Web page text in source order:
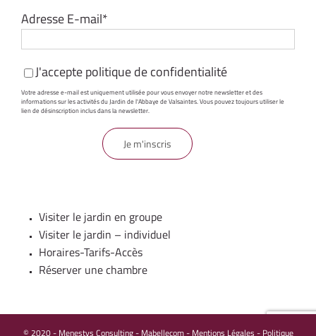
Adresse E-mail*
J'acceptepolitique de confidentialité
Votre adresse e-mail est uniquement utilisée pour vous envoyer notre newsletter et des
informations sur les activités du Jardin de l'Abbaye de Valsaintes. Vous pouvez toujours utiliser le
lien de désinscription inclus dans la newsletter.
Visiter le jardin en groupe
Visiter le jardin – individuel
Horaires-Tarifs-Accès
Réserver une chambre
© 2020 - Menestys Consulting- Mabellecom- Mentions Légales - Politique